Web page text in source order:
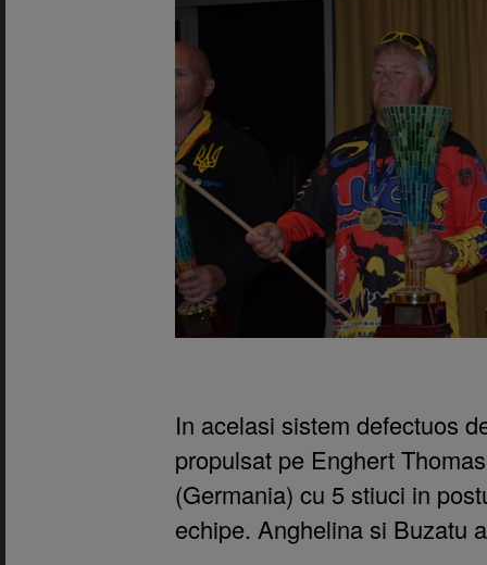
In acelasi sistem defectuos
propulsat pe Enghert
(Germania) cu 5 stiuci in
echipe. Anghelina si Buzatu